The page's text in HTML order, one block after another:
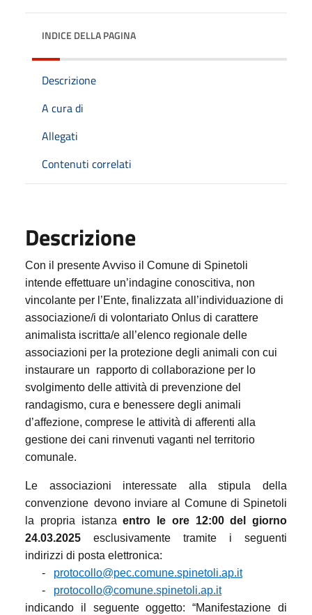
INDICE DELLA PAGINA
Descrizione
A cura di
Allegati
Contenuti correlati
Descrizione
Con il presente Avviso il Comune di Spinetoli
intende effettuare un’indagine conoscitiva, non
vincolante per l’Ente, finalizzata all’individuazione di
associazione/i di volontariato Onlus di carattere
animalista iscritta/e all’elenco regionale delle
associazioni per la protezione degli animali con cui
instaurare un
rapporto di collaborazione per lo
svolgimento delle attività di prevenzione del
randagismo, cura e benessere degli animali
d’affezione, comprese le attività di afferenti alla
gestione dei cani rinvenuti vaganti nel territorio
comunale.
Le associazioni interessate alla stipula della
convenzione devono inviare al Comune di Spinetoli
la propria istanzaentro le ore 12:00 del giorno
24.03.2025 esclusivamente tramite i seguenti
indirizzi di posta elettronica:
-
protocollo@pec.comune.spinetoli.ap.it
-
protocollo@comune.spinetoli.ap.it
indicando il seguente oggetto: “Manifestazione di